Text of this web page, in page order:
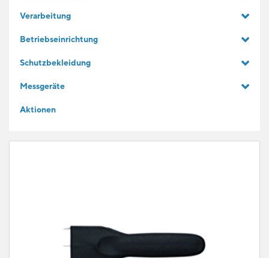
Verarbeitung
Betriebseinrichtung
Schutzbekleidung
Messgeräte
Aktionen